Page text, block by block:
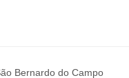
Bernardo do Campo